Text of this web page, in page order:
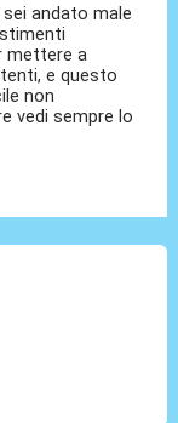
andato male
mettere a
e questo
non
vedi sempre lo